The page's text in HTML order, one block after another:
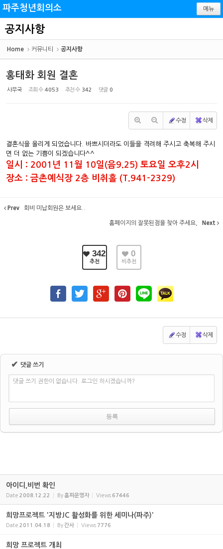
파주청년회의소 메뉴
공지사항
Home 커뮤니티 공지사항
홍태화 회원 결혼
사무국 조회 수 4053 추천 수 342 댓글 0
수정 삭제
결혼식을 올리게 되었습니다. 바쁘시더라도 이들을 격려해 주시고 축복해 주시
면 더 없는 기쁨이 되겠습니다^^
일시 : 2001년 11월 10일(음9.25) 토요일 오후2시
장소 : 금촌예식장 2층 비취홀 (T.941-2329)
Prev 회비 미납회원은 보세요..
홈페이지의 잘못된점을 찾아 주세요, Next
342
추천
0
비추천
수정 삭제
✔ 댓글 쓰기
댓글 쓰기 권한이 없습니다. 로그인 하시겠습니까?
아이디,비번 확인
Date 2008.12.22 By홈피운영자 Views 67446
희망프로젝트 '지방JC 활성화를 위한 세미나(파주)'
Date 2011.04.18 By간사 Views 7776
희망 프로젝트 개최